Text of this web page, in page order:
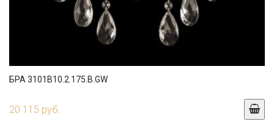
БРА 3101B10.2.175.B.GW
20 115 руб.